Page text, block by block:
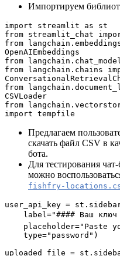
Импортируем
import streamlit as st
from streamlit_chat
from
OpenAIEmbeddings
from
from langchain.chains
from
CSVLoader
from
import tempfile
Предлагаем
скачать файл CSV в
бота.
Для тестирования
можно
fishfry-
user_api_key =
label="#### Ваш
    type="password")
uploaded_file =